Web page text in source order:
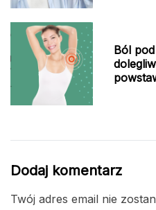
Ból
Dodaj komentarz
Twój adres email nie